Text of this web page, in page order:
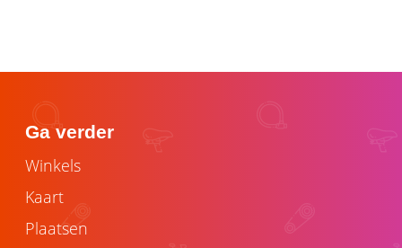
Ga verder
Winkels
Kaart
Plaatsen